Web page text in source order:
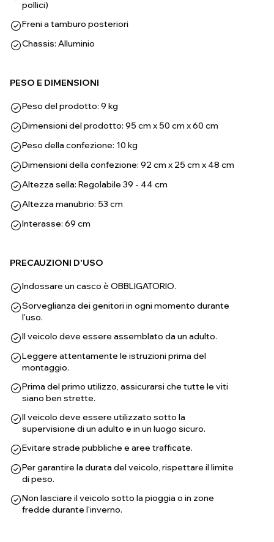
pollici)
Freni a tamburo posteriori
Chassis: Alluminio
PESO E DIMENSIONI
Peso del prodotto: 9 kg
Dimensioni del prodotto: 95 cm x 50 cm x 60 cm
Peso della confezione: 10 kg
Dimensioni della confezione: 92 cm x 25 cm x 48 cm
Altezza sella: Regolabile 39 - 44 cm
Altezza manubrio: 53 cm
Interasse: 69 cm
PRECAUZIONI D'USO
Indossare un casco è OBBLIGATORIO.
Sorveglianza dei genitori in ogni momento durante
l'uso.
Il veicolo deve essere assemblato da un adulto.
Leggere attentamente le istruzioni prima del
montaggio.
Prima del primo utilizzo, assicurarsi che tutte le viti
siano ben strette.
Il veicolo deve essere utilizzato sotto la
supervisione di un adulto e in un luogo sicuro.
Evitare strade pubbliche e aree trafficate.
Per garantire la durata del veicolo, rispettare il limite
di peso.
Non lasciare il veicolo sotto la pioggia o in zone
fredde durante l'inverno.